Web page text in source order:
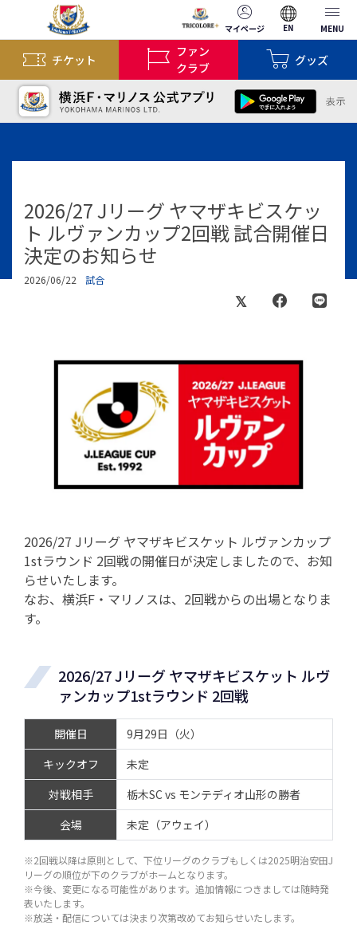
マイページ EN MENU
チケット
ファン
クラブ
グッズ
2026/27 Jリーグ ヤマザキビスケッ
ト ルヴァンカップ2回戦 試合開催日
決定のお知らせ
2026/06/22 試合
2026/27 Jリーグ ヤマザキビスケット ルヴァンカップ
1stラウンド 2回戦の開催日が決定しましたので、お知
らせいたします。
なお、横浜F・マリノスは、2回戦からの出場となりま
す。
2026/27 Jリーグ ヤマザキビスケット ルヴ
ァンカップ1stラウンド 2回戦
開催日
9月29日（火）
キックオフ
未定
対戦相手
栃木SC vs モンテディオ山形の勝者
会場
未定（アウェイ）
※2回戦以降は原則として、下位リーグのクラブもしくは2025明治安田J
リーグの順位が下のクラブがホームとなります。
※今後、変更になる可能性があります。追加情報につきましては随時発
表いたします。
※放送・配信については決まり次第改めてお知らせいたします。